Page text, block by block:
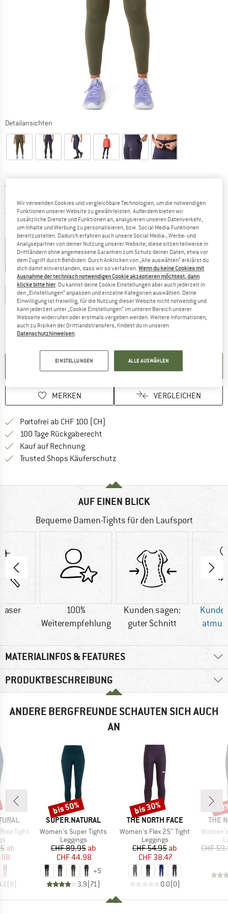
Detailansichten
Ursprünglicher Preis :
CHF
Preis:
zzgl. VersandkostenInformationen zu den Versandkosten. Öffnet sich in
Farbe:Dark Olive
20% 25%
Grösse wählen:
XS S M L XL XXL
Grössentabelle
Lieferzeit: 3-5 Werktage Der Link öffnet sich in einer Infobox und
IN DEN WARENKORB
MERKEN VERGLEICHEN
Portofrei ab CHF 100 (CH)
100 Tage Rückgaberecht
Kauf auf RechnungFinde die Zahlungs-Infos hier! Öffnet
Trusted Shops Käuferschutz
AUF EINEN BLICK
Bequeme Damen-Tights für den Laufsport
100%
Weiterempfehlung
Kunden sagen:
guter Schnitt
MATERIALINFOS & FEATURES
PRODUKTBESCHREIBUNG
ANDERE BERGFREUNDE SCHAUTEN SICH AUCH
AN
Tight
Preis
ab
(9)
MARKE
SUPER.NATURAL
Artikel
Women's Super Tights
Produktgruppe
Leggings
Preis
CHF 89.95reduzierter Preis
ab
CHF 44.98
+5
3.9(71)
Rabatt
bis 50%
MARKE
THE NORTH FACE
Artikel
Women's Flex 25'' Tight
Produktgruppe
Leggings
Preis
CHF 54.95reduzierter Preis
ab
CHF 38.47
0.0(0)
Rabatt
bis 30%
THE
Artikel
CHF
Wir verwenden Cookies und vergleichbare Technologien, um die notwendigen
Funktionen unserer Website zu gewährleisten. Außerdem bieten wir
zusätzliche Dienste und Funktionen an, analysieren unseren Datenverkehr,
um Inhalte und Werbung zu personalisieren, bzw. Social Media-Funktionen
bereitzustellen. Dadurch erfahren auch unsere Social Media-, Werbe- und
Analysepartner von deiner Nutzung unserer Website; diese sitzen teilweise in
Drittländern ohne angemessene Garantien zum Schutz deiner Daten, etwa vor
dem Zugriff durch Behörden. Durch Anklicken von „Alle auswählen“ erklärst du
dich damit einverstanden, dass wir so verfahren.Wenn du keine Cookies mit
Ausnahme der technisch notwendigen Cookie akzeptieren möchtest, dann
klicke bitte hier. Du kannst deine Cookie Einstellungen aber auch jederzeit in
den „Einstellungen“ anpassen und einzelne Kategorien auswählen. Deine
Einwilligung ist freiwillig, für die Nutzung dieser Website nicht notwendig und
kann jederzeit unter „Cookie Einstellungen“ im unteren Bereich unserer
Webseite widerrufen oder erstmals vergeben werden. Weitere Informationen,
auch zu Risiken der Drittlandstransfers, findest du in unseren
Datenschutzhinweisen.
EINSTELLUNGEN ALLE AUSWÄHLEN